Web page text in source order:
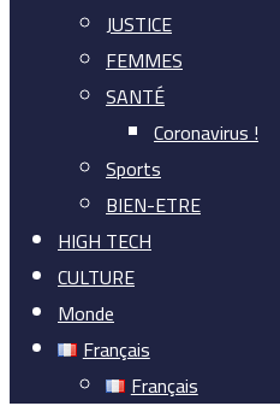
JUSTICE
FEMMES
SANTÉ
Coronavirus !
Sports
BIEN-ETRE
HIGH TECH
CULTURE
Monde
Français
Français